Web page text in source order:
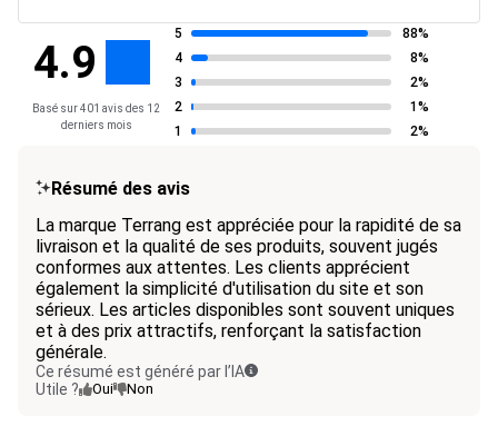
4.9
Basé sur 401 avis des 12
derniers mois
5
88%
4
8%
3
2%
2
1%
1
2%
Résumé des avis
La marque Terrang est appréciée pour la rapidité de sa
livraison et la qualité de ses produits, souvent jugés
conformes aux attentes. Les clients apprécient
également la simplicité d'utilisation du site et son
sérieux. Les articles disponibles sont souvent uniques
et à des prix attractifs, renforçant la satisfaction
générale.
Ce résumé est généré par l’IA
Utile ?
Oui Non